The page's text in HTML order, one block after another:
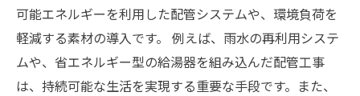
可能エネルギーを利用した配管システムや、環境負荷を
軽減する素材の導入です。 例えば、雨水の再利用システ
ムや、省エネルギー型の給湯器を組み込んだ配管工事
は、持続可能な生活を実現する重要な手段です。また、